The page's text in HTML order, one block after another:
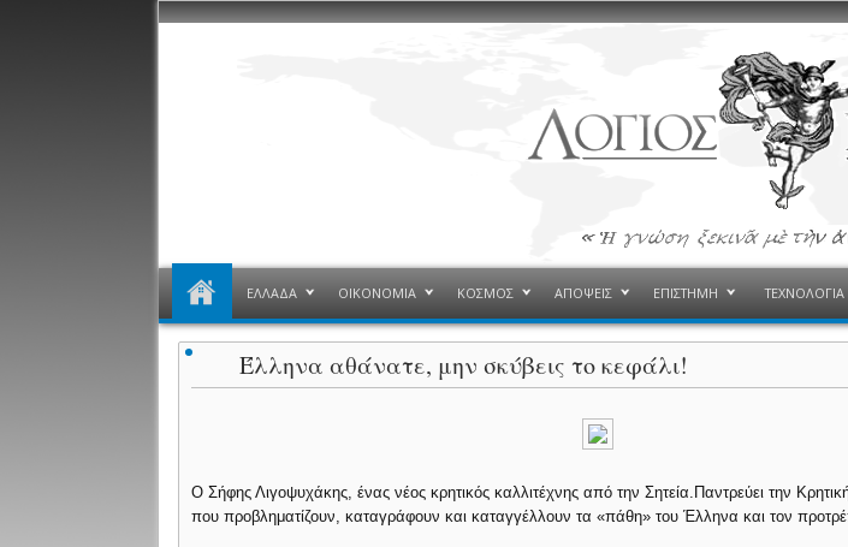
ΕΛΛΑΔΑ ΟΙΚΟΝΟΜΙΑ ΚΟΣΜΟΣ ΑΠΟΨΕΙΣ ΕΠΙΣΤΗΜΗ ΤΕΧΝΟΛΟΓΙΑ
Έλληνα αθάνατε, μην σκύβεις το κεφάλι!
O Σήφης Λιγοψυχάκης, ένας νέος κρητικός καλλιτέχνης από την Σητεία.Παντρεύει την
που προβληματίζουν, καταγράφουν και καταγγέλλουν τα «πάθη» του Έλληνα και τον